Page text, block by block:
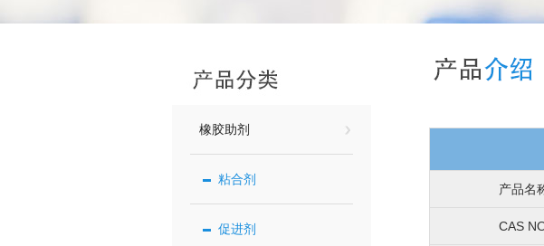
橡胶助剂
粘合剂
促进剂
产品名
CAS